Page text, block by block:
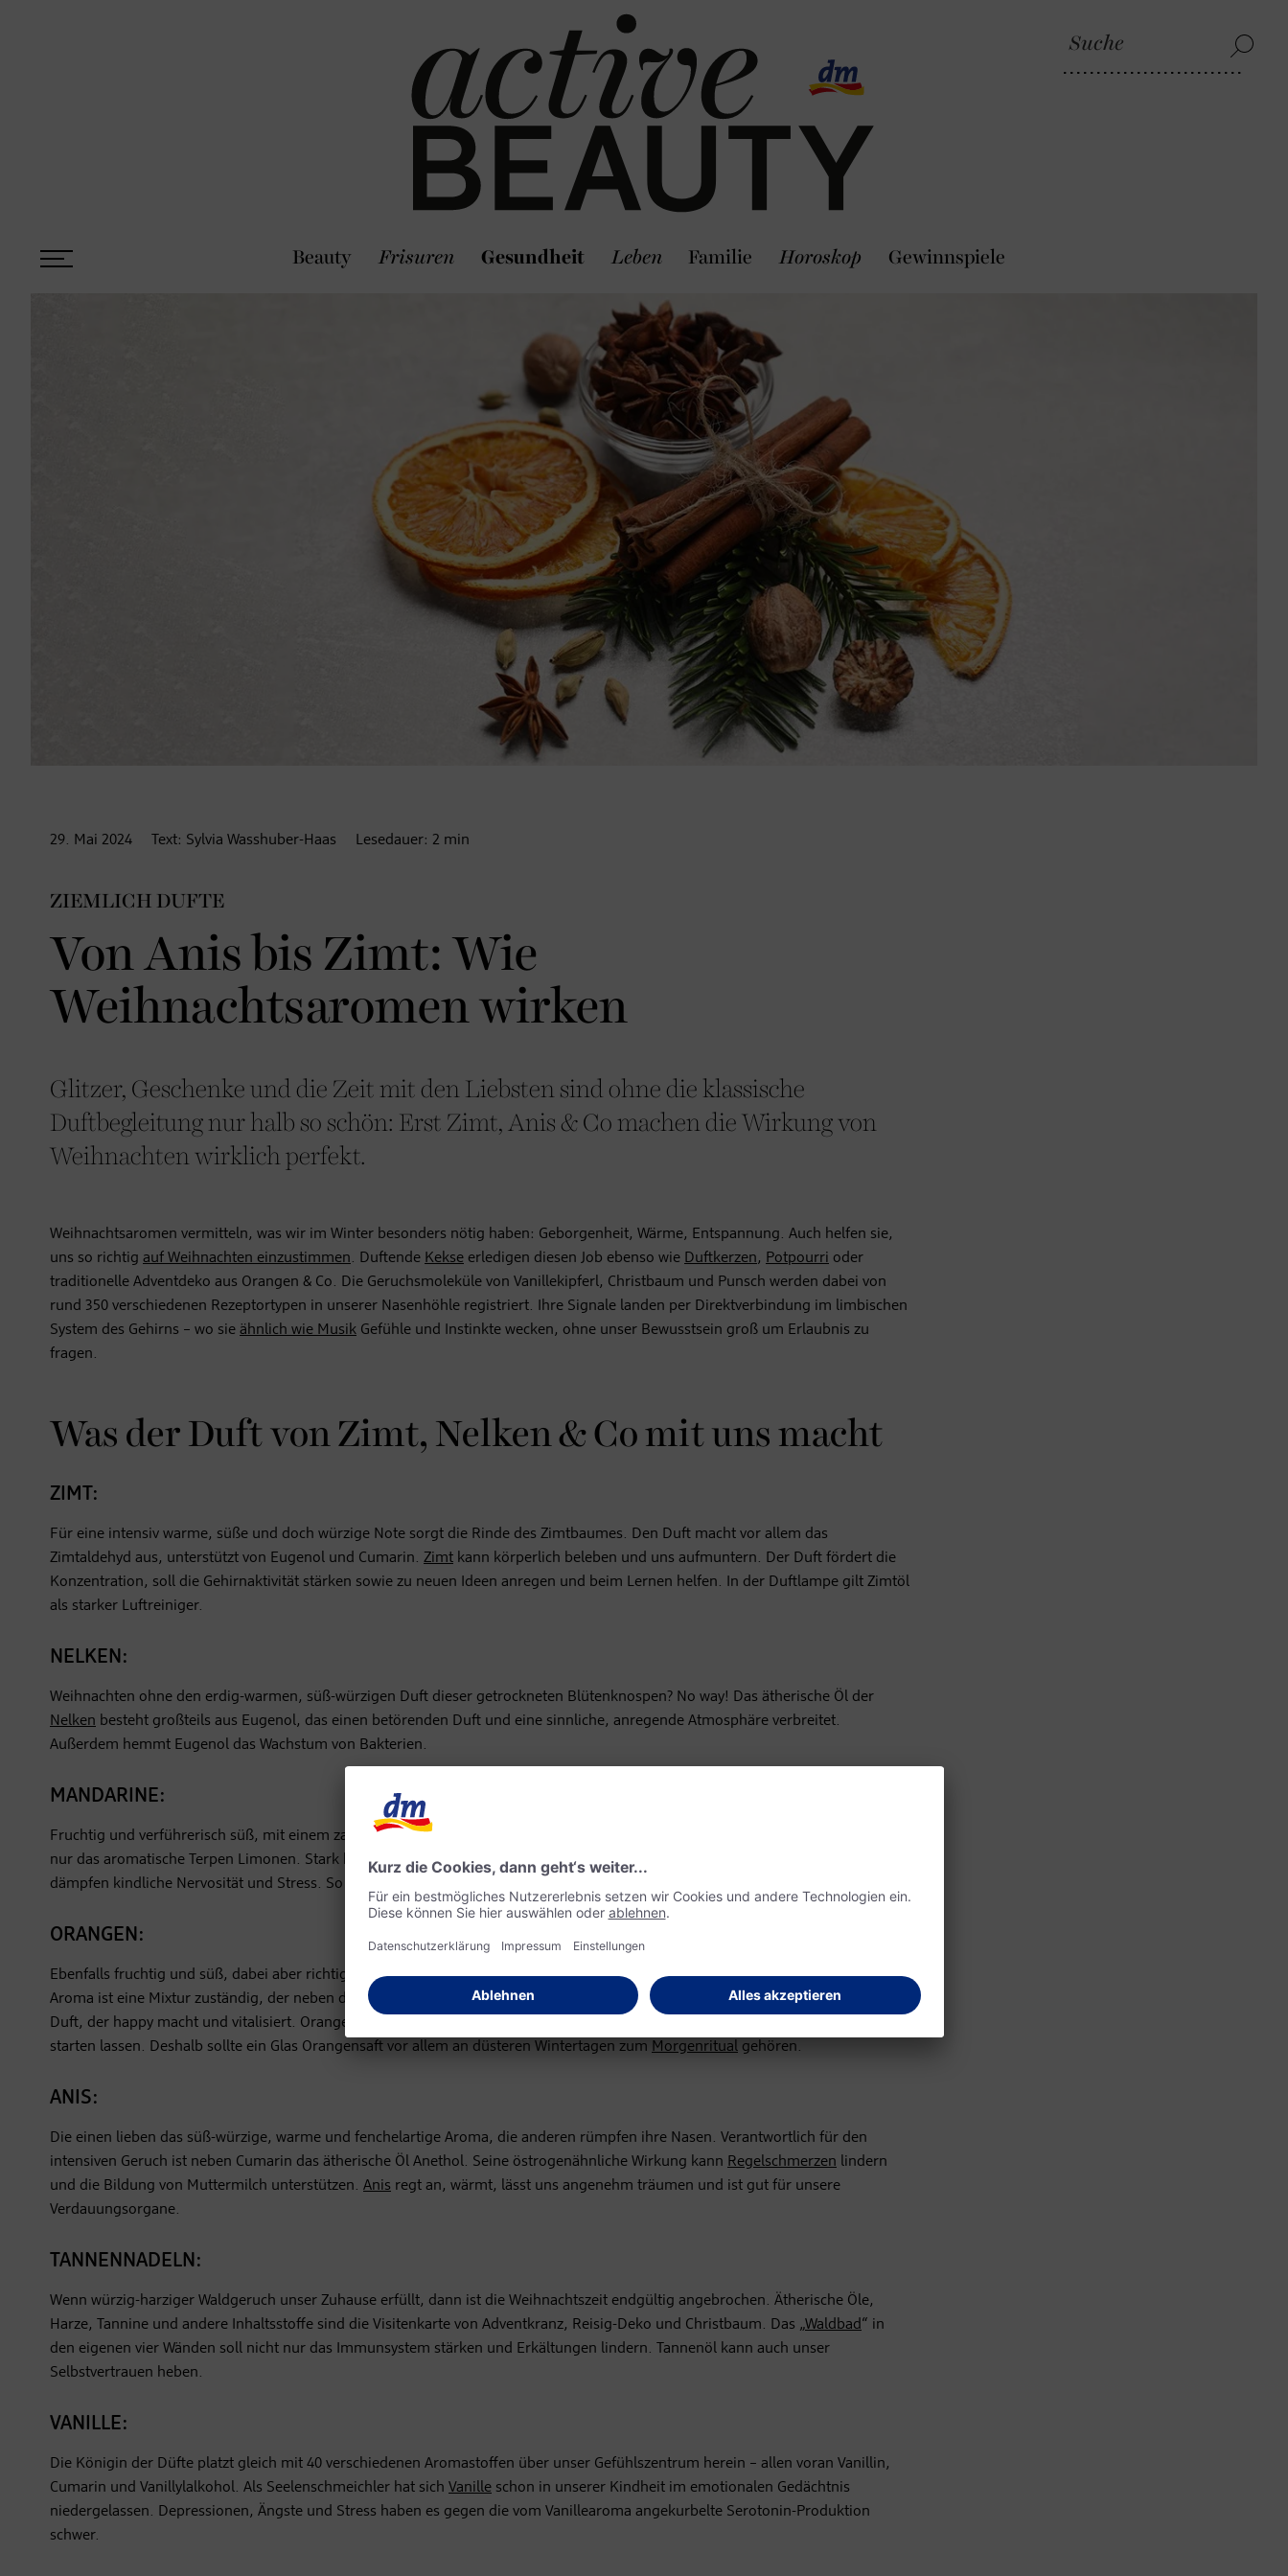
Beauty Frisuren Gesundheit Leben Familie Horoskop Gewinnspiele
29. Mai 2024 Text: Sylvia Wasshuber-Haas Lesedauer: 2 min
ZIEMLICH DUFTE
Von Anis bis Zimt: Wie
Weihnachtsaromen wirken
Glitzer, Geschenke und die Zeit mit den Liebsten sind ohne die klassische
Duftbegleitung nur halb so schön: Erst Zimt, Anis & Co machen die Wirkung von
Weihnachten wirklich perfekt.
Weihnachtsaromen vermitteln, was wir im Winter besonders nötig haben: Geborgenheit, Wärme, Entspannung. Auch helfen sie,
uns so richtig auf Weihnachten einzustimmen. Duftende Kekse erledigen diesen Job ebenso wie Duftkerzen, Pot­pour­ri oder
traditionelle Adventdeko aus Orangen & Co. Die Geruchsmoleküle von Vanillekipferl, Christbaum und Punsch werden dabei von
rund 350 verschiedenen Rezeptortypen in unserer Nasenhöhle registriert. Ihre Signale landen per Direktverbindung im limbischen
System des Gehirns – wo sie ähnlich wie Musik Gefühle und Instinkte wecken, ohne unser Bewusstsein groß um Erlaubnis zu
fragen.
Was der Duft von Zimt, Nelken & Co mit uns macht
ZIMT:
Für eine intensiv warme, süße und doch würzige Note sorgt die Rinde des Zimtbaumes. Den Duft macht vor allem das
Zimtaldehyd aus, unterstützt von Eugenol und Cumarin. Zimt kann körperlich beleben und uns aufmuntern. Der Duft fördert die
Konzentration, soll die Gehirnaktivität stärken sowie zu neuen Ideen anregen und beim Lernen helfen. In der Duftlampe gilt Zimtöl
als starker Luftreiniger.
NELKEN:
Weihnachten ohne den erdig-warmen, süß-würzigen Duft dieser getrockneten Blütenknospen? No way! Das ätherische Öl der
Nelken besteht großteils aus Eugenol, das einen betörenden Duft und eine sinnliche, anregende Atmosphäre verbreitet.
Außerdem hemmt Eugenol das Wachstum von Bakterien.
MANDARINE:
Fruchtig und verführerisch süß, mit einem zartherben Unterton: Mandarinenschalen verströmen mit ihrem ätherischen Öl nicht
nur das aromatische Terpen Limonen. Stark beruhigende Anthranilsäureesterentspannen
dämpfen kindliche Nervosität und Stress. So vermittelt der Geruch von Mandarinen Geborgenheit und Balance.
ORANGEN:
Ebenfalls fruchtig und süß, dabei aber richtig spritzig – so kennen unsere Rezeptoren den Duft von Orangen. Für das komplexe
Aroma ist eine Mixtur zuständig, der neben dem Limonen auch Geraniol oder Citronellal angehören. Der Lohn der Teamarbeit: ein
Duft, der happy macht und vitalisiert. Orangen sind Stimmungsaufheller, die den Geist öffnen und uns optimistisch in den Tag
starten lassen. Deshalb sollte ein Glas Orangensaft vor allem an düsteren Wintertagen zum Morgenritual gehören.
ANIS:
Die einen lieben das süß-würzige, warme und fenchelartige Aroma, die anderen rümpfen ihre Nasen. Verantwortlich für den
intensiven Geruch ist neben Cumarin das ätherische Öl Anethol. Seine östrogenähnliche Wirkung kann Regelschmerzen lindern
und die Bildung von Muttermilch unterstützen. Anis regt an, wärmt, lässt uns angenehm träumen und ist gut für unsere
Verdauungsorgane.
TANNENNADELN:
Wenn würzig-harziger Waldgeruch unser Zuhause erfüllt, dann ist die Weihnachtszeit endgültig angebrochen. Ätherische Öle,
Harze, Tannine und andere Inhaltsstoffe sind die Visitenkarte von Adventkranz, Reisig-Deko und Christbaum. Das „Waldbad“ in
den eigenen vier Wänden soll nicht nur das Immunsystem stärken und Erkältungen lindern. Tannenöl kann auch unser
Selbstvertrauen heben.
VANILLE:
Die Königin der Düfte platzt gleich mit 40 verschiedenen Aromastoffen über unser Gefühlszentrum herein – allen voran Vanillin,
Cumarin und Vanillylalkohol. Als Seelenschmeichler hat sich Vanille schon in unserer Kindheit im emotionalen Gedächtnis
niedergelassen. Depressionen, Ängste und Stress haben es gegen die vom Vanillearoma angekurbelte Serotonin-Produktion
schwer.